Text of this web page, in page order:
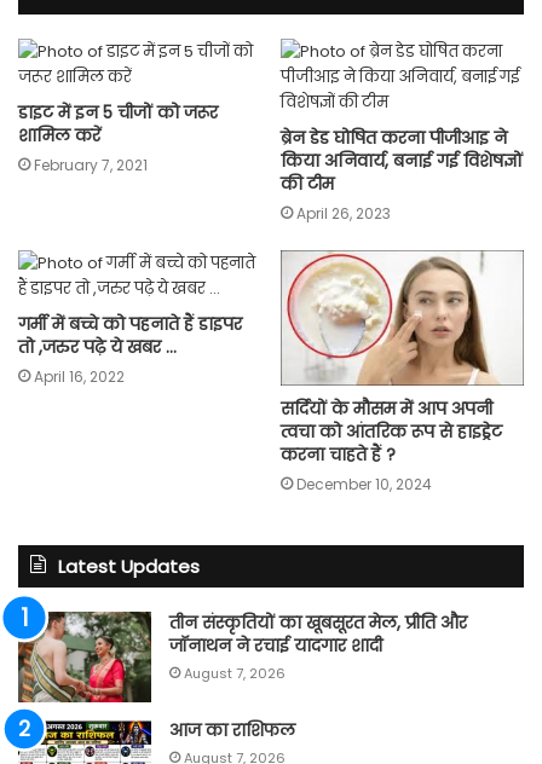
डाइट में इन 5 चीजों को जरूर
शामिल करें
February 7, 2021
ब्रेन डेड घोषित करना पीजीआइ ने
किया अनिवार्य, बनाई गई विशेषज्ञों
की टीम
April 26, 2023
गर्मी में बच्चे को पहनाते हैं डाइपर
तो ,जरुर पढ़े ये खबर …
April 16, 2022
सर्दियों के मौसम में आप अपनी
त्वचा को आंतरिक रूप से हाइड्रेट
करना चाहते हैं ?
December 10, 2024
Latest Updates
तीन संस्कृतियों का खूबसूरत मेल, प्रीति और
जॉनाथन ने रचाई यादगार शादी
August 7, 2026
आज का राशिफल
August 7, 2026